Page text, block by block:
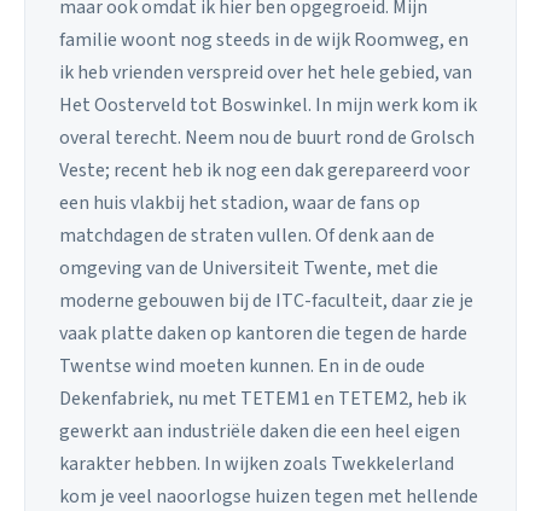
maar ook omdat ik hier ben opgegroeid. Mijn
familie woont nog steeds in de wijk Roomweg, en
ik heb vrienden verspreid over het hele gebied, van
Het Oosterveld tot Boswinkel. In mijn werk kom ik
overal terecht. Neem nou de buurt rond de Grolsch
Veste; recent heb ik nog een dak gerepareerd voor
een huis vlakbij het stadion, waar de fans op
matchdagen de straten vullen. Of denk aan de
omgeving van de Universiteit Twente, met die
moderne gebouwen bij de ITC-faculteit, daar zie je
vaak platte daken op kantoren die tegen de harde
Twentse wind moeten kunnen. En in de oude
Dekenfabriek, nu met TETEM1 en TETEM2, heb ik
gewerkt aan industriële daken die een heel eigen
karakter hebben. In wijken zoals Twekkelerland
kom je veel naoorlogse huizen tegen met hellende